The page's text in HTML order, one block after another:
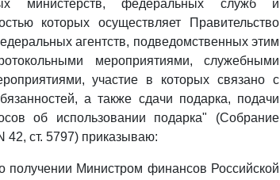
министерств, федеральных служб и
которых осуществляет Правительство
агентств, подведомственных этим
мероприятиями, служебными
участие в которых связано с
а также сдачи подарка, подачи
об использовании подарка" (Собрание
42, ст. 5797) приказываю:
получении Министром финансов Российской